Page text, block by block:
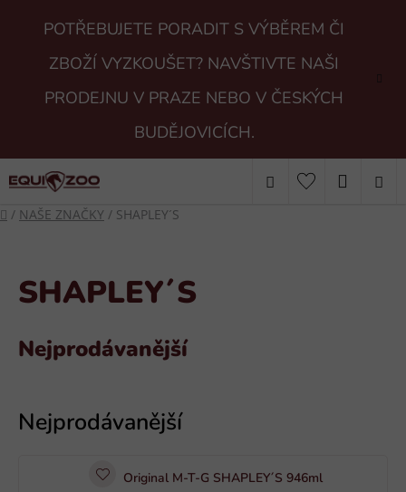
POTŘEBUJETE PORADIT S VÝBĚREM ČI
ZBOŽÍ VYZKOUŠET? NAVŠTIVTE NAŠI
PRODEJNU V PRAZE NEBO V ČESKÝCH
BUDĚJOVICÍCH.
Hledat
Domů
/ NAŠE ZNAČKY / SHAPLEY´S
SHAPLEY´S
Nejprodávanější
Original M-T-G SHAPLEY´S 946ml
ý
p